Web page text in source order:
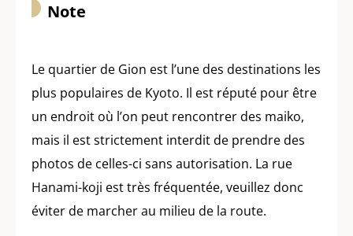
Note
Le quartier de Gion est l’une des destinations les
plus populaires de Kyoto. Il est réputé pour être
un endroit où l’on peut rencontrer des maiko,
mais il est strictement interdit de prendre des
photos de celles-ci sans autorisation. La rue
Hanami-koji est très fréquentée, veuillez donc
éviter de marcher au milieu de la route.